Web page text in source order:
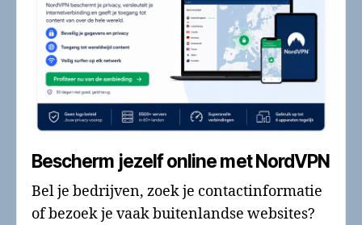
Bescherm jezelf online met NordVPN
Bel je bedrijven, zoek je contactinformatie
of bezoek je vaak buitenlandse websites?